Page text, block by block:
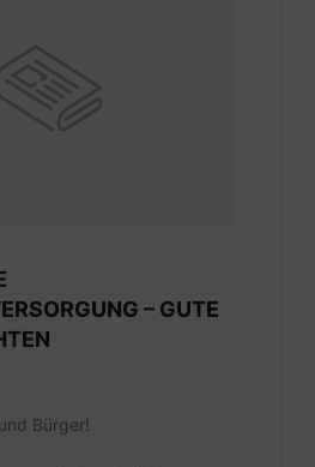
– GUTE
Bürger!